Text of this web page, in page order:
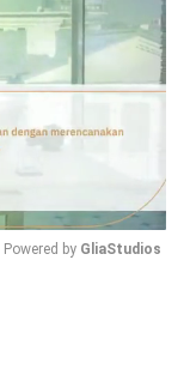
Powered by GliaStudios